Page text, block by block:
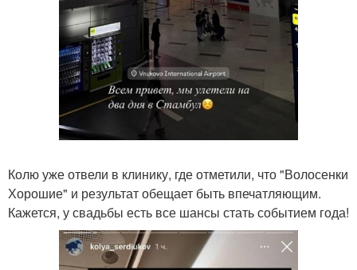
Колю уже отвели в клинику, где отметили, что "Волосенки
Хорошие" и результат обещает быть впечатляющим.
Кажется, у свадьбы есть все шансы стать событием года!